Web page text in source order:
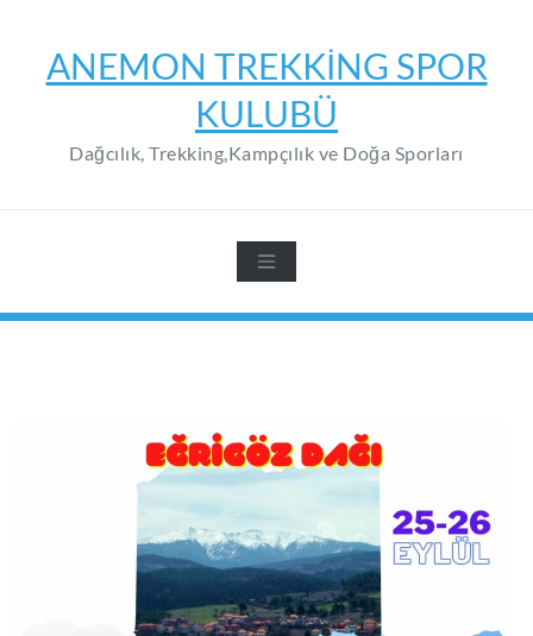
contentANEMON TREKKING SPOR
KULUBÜ
Dağcılık, Trekking,Kampçılık ve Doğa Sporları